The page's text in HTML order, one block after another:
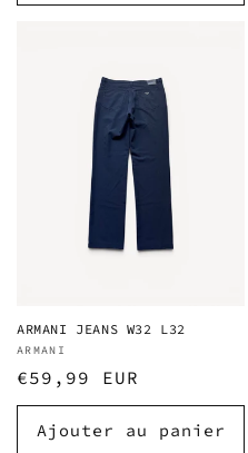
ARMANI JEANS W32 L32
Fournisseur :
ARMANI
Prix
habituel
€59,99 EUR
Ajouter au panier